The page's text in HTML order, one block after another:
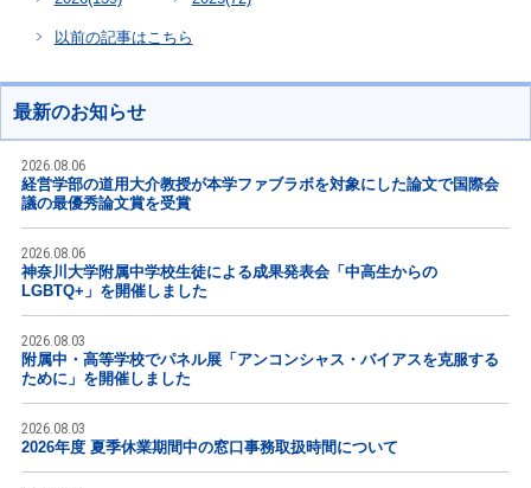
以前の記事はこちら
最新のお知らせ
2026.08.06
経営学部の道用大介教授が本学ファブラボを対象にした論文で国際会
議の最優秀論文賞を受賞
2026.08.06
神奈川大学附属中学校生徒による成果発表会「中高生からの
LGBTQ+」を開催しました
2026.08.03
附属中・高等学校でパネル展「アンコンシャス・バイアスを克服する
ために」を開催しました
2026.08.03
2026年度 夏季休業期間中の窓口事務取扱時間について